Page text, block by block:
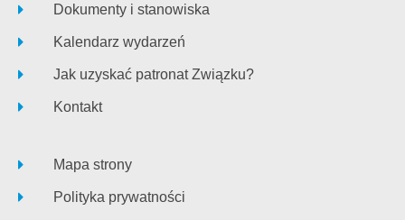
Dokumenty i stanowiska
Kalendarz wydarzeń
Jak uzyskać patronat Związku?
Kontakt
Mapa strony
Polityka prywatności